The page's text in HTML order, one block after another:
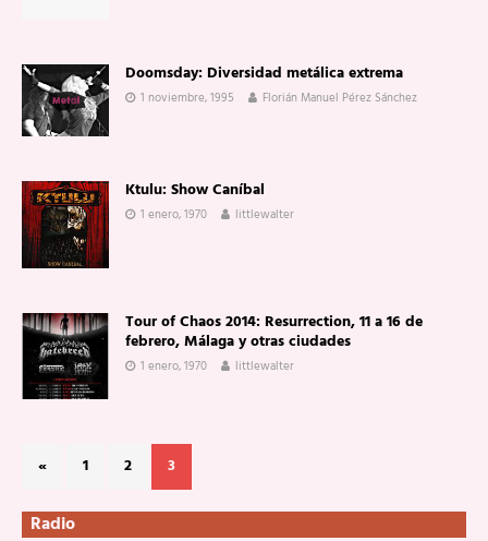
Doomsday: Diversidad metálica extrema
1 noviembre, 1995 Florián Manuel Pérez Sánchez
Ktulu: Show Caníbal
1 enero, 1970 littlewalter
Tour of Chaos 2014: Resurrection, 11 a 16 de
febrero, Málaga y otras ciudades
1 enero, 1970 littlewalter
« 1 2 3
Radio